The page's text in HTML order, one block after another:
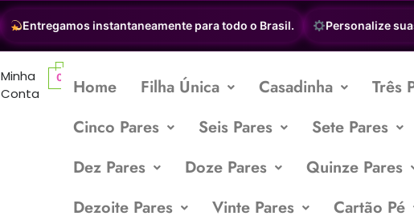
Entregamos instantaneamente para todo o Brasil. Personalize suas
Minha
Conta
0 Home Filha Única Casadinha Três
Cinco Pares
Seis Pares Sete Pares
Dez Pares
Doze Pares Quinze Pares
Dezoite Pares
Vinte Pares Cartão Pé